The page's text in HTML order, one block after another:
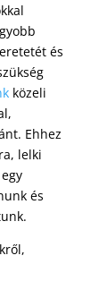
és
közeli
Ehhez
lelki
és